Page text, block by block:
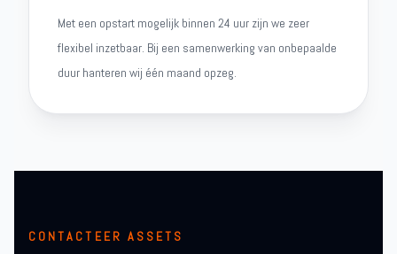
Met een opstart mogelijk binnen 24 uur zijn we zeer
flexibel inzetbaar. Bij een samenwerking van onbepaalde
duur hanteren wij één maand opzeg.
CONTACTEER ASSETS